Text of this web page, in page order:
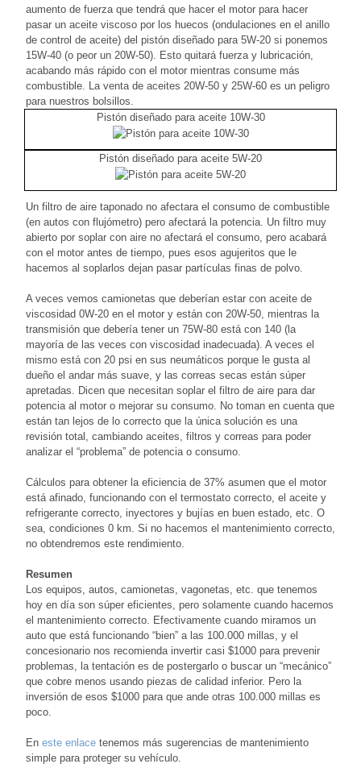
aumento de fuerza que tendrá que hacer el motor para hacer
pasar un aceite viscoso por los huecos (ondulaciones en el anillo
de control de aceite) del pistón diseñado para 5W-20 si ponemos
15W-40 (o peor un 20W-50). Esto quitará fuerza y lubricación,
acabando más rápido con el motor mientras consume más
combustible. La venta de aceites 20W-50 y 25W-60 es un peligro
para nuestros bolsillos.
Pistón diseñado para aceite 10W-30
Pistón diseñado para aceite 5W-20
Un filtro de aire taponado no afectara el consumo de combustible
(en autos con flujómetro) pero afectará la potencia. Un filtro muy
abierto por soplar con aire no afectará el consumo, pero acabará
con el motor antes de tiempo, pues esos agujeritos que le
hacemos al soplarlos dejan pasar partículas finas de polvo.
A veces vemos camionetas que deberían estar con aceite de
viscosidad 0W-20 en el motor y están con 20W-50, mientras la
transmisión que debería tener un 75W-80 está con 140 (la
mayoría de las veces con viscosidad inadecuada). A veces el
mismo está con 20 psi en sus neumáticos porque le gusta al
dueño el andar más suave, y las correas secas están súper
apretadas. Dicen que necesitan soplar el filtro de aire para dar
potencia al motor o mejorar su consumo. No toman en cuenta que
están tan lejos de lo correcto que la única solución es una
revisión total, cambiando aceites, filtros y correas para poder
analizar el “problema” de potencia o consumo.
Cálculos para obtener la eficiencia de 37% asumen que el motor
está afinado, funcionando con el termostato correcto, el aceite y
refrigerante correcto, inyectores y bujías en buen estado, etc. O
sea, condiciones 0 km. Si no hacemos el mantenimiento correcto,
no obtendremos este rendimiento.
Resumen
Los equipos, autos, camionetas, vagonetas, etc. que tenemos
hoy en día son súper eficientes, pero solamente cuando hacemos
el mantenimiento correcto. Efectivamente cuando miramos un
auto que está funcionando “bien” a las 100.000 millas, y el
concesionario nos recomienda invertir casi $1000 para prevenir
problemas, la tentación es de postergarlo o buscar un “mecánico”
que cobre menos usando piezas de calidad inferior. Pero la
inversión de esos $1000 para que ande otras 100.000 millas es
poco.
En este enlace tenemos más sugerencias de mantenimiento
simple para proteger su vehículo.